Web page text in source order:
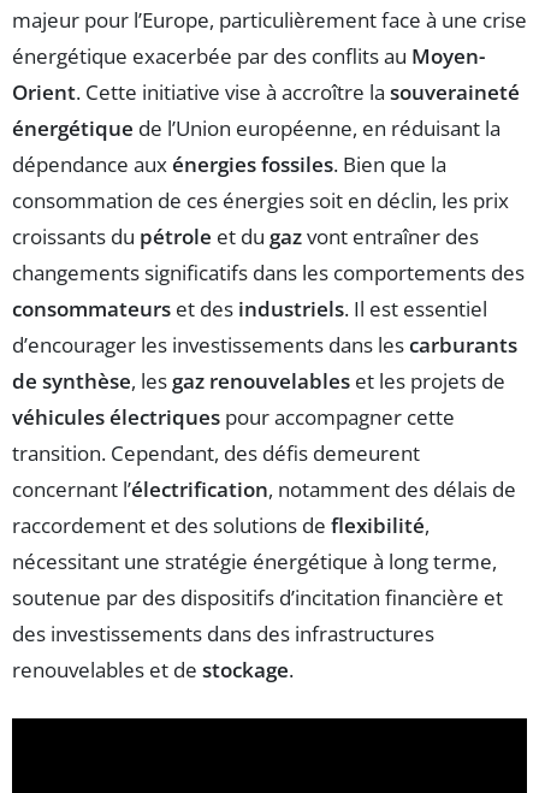
majeur pour l’Europe, particulièrement face à une crise
énergétique exacerbée par des conflits au Moyen-
Orient. Cette initiative vise à accroître la souveraineté
énergétique de l’Union européenne, en réduisant la
dépendance auxénergies fossiles. Bien que la
consommation de ces énergies soit en déclin, les prix
croissants du pétrole et du gazvont entraîner des
changements significatifs dans les comportements des
consommateurs et des industriels. Il est essentiel
d’encourager les investissements dans lescarburants
de synthèse, les gaz renouvelables et les projets de
véhicules électriques pour accompagner cette
transition. Cependant, des défis demeurent
concernant l’électrification, notamment des délais de
raccordement et des solutions de flexibilité,
nécessitant une stratégie énergétique à long terme,
soutenue par des dispositifs d’incitation financière et
des investissements dans des infrastructures
renouvelables et de stockage.